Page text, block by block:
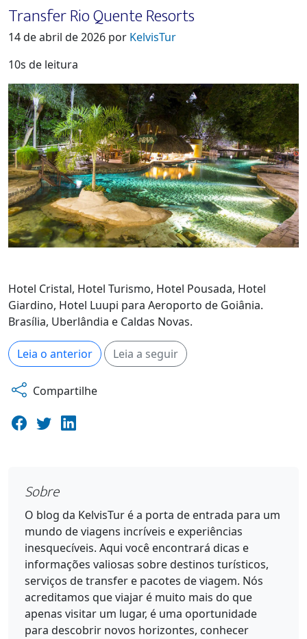
Transfer Rio Quente Resorts
14 de abril de 2026 por KelvisTur
10s de leitura
Hotel Cristal, Hotel Turismo, Hotel Pousada, Hotel
Giardino, Hotel Luupi para Aeroporto de Goiânia.
Brasília, Uberlândia e Caldas Novas.
Leia o anterior Leia a seguir
Compartilhe
Sobre
O blog da KelvisTur é a porta de entrada para um
mundo de viagens incríveis e experiências
inesquecíveis. Aqui você encontrará dicas e
informações valiosas sobre destinos turísticos,
serviços de transfer e pacotes de viagem. Nós
acreditamos que viajar é muito mais do que
apenas visitar um lugar, é uma oportunidade
para descobrir novos horizontes, conhecer